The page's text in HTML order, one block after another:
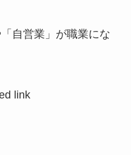
自営業」が職業にな
link